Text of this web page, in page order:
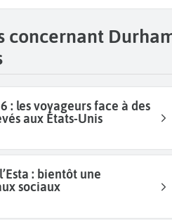
concernant
: les voyageurs face à des
aux États-Unis
: bientôt une
sociaux